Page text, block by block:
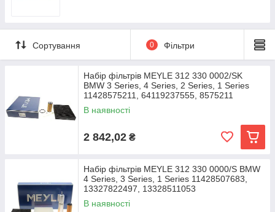
Сортування 0 Фільтри
Набір фільтрів MEYLE 312 330 0002/SK
BMW 3 Series, 4 Series, 2 Series, 1 Series
11428575211, 64119237555, 8575211
В наявності
2 842,02 ₴
Набір фільтрів MEYLE 312 330 0000/S BMW
4 Series, 3 Series, 1 Series 11428507683,
13327822497, 13328511053
В наявності